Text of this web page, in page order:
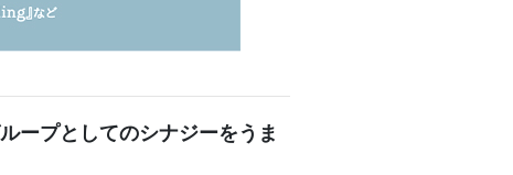
ープとしてのシナジーをうま